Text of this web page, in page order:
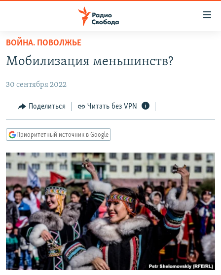
упрощенного
доступа
содержанию
Вернутся
навигации
Вернутся
поиску
ПРОГРАММЫ
АВТОРСКИЕ ПРОЕКТЫ
ЦИТАТЫ СВОБОДЫ
КУЛЬТУРА
IDEL.РЕАЛИИ
КАВКАЗ.РЕАЛИИ
СЕВЕР.РЕАЛИИ
СИБИРЬ.РЕАЛИИ
РАСПИСАНИЕ ВЕЩАНИЯ
ПОДПИШИТЕСЬ НА РАССЫЛКУ
ВОЙНА. ПОВОЛЖЬЕ
Мобилизация меньшинств?
30 сентября 2022
Поделиться Читать без VPN
Приоритетный источник в Google